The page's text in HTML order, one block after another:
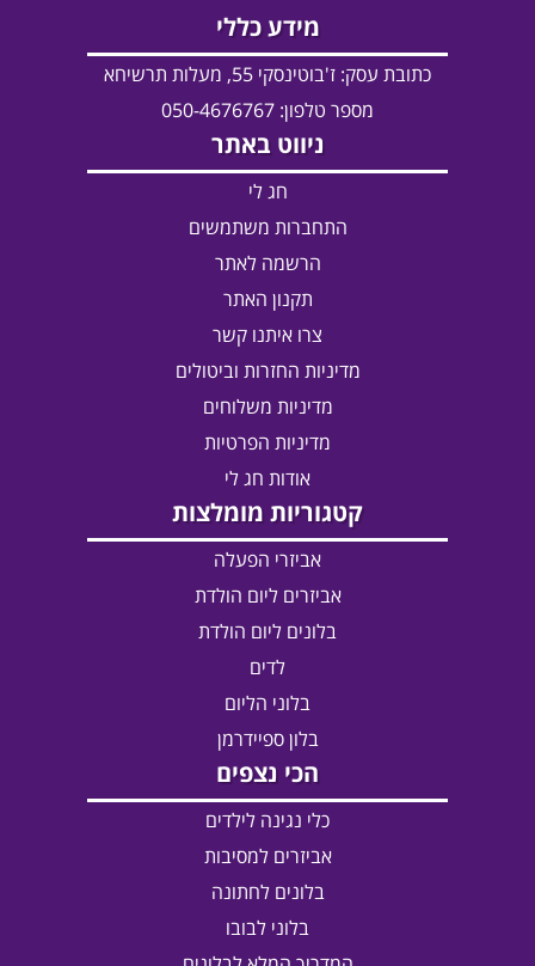
מידע כללי
כתובת עסק: ז'בוטינסקי 55, מעלות תרשיחא
מספר טלפון: 050-4676767
ניווט באתר
חג לי
התחברות משתמשים
הרשמה לאתר
תקנון האתר
צרו איתנו קשר
מדיניות החזרות וביטולים
מדיניות משלוחים
מדיניות הפרטיות
אודות חג לי
קטגוריות מומלצות
אביזרי הפעלה
אביזרים ליום הולדת
בלונים ליום הולדת
לדים
בלוני הליום
בלון ספיידרמן
הכי נצפים
כלי נגינה לילדים
אביזרים למסיבות
בלונים לחתונה
בלוני לבובו